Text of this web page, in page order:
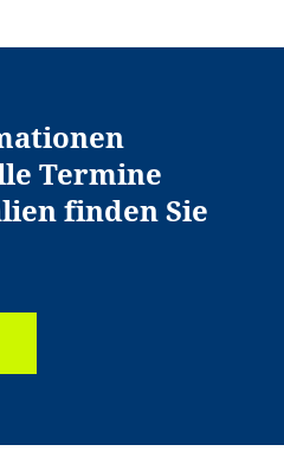
Termine
finden Sie